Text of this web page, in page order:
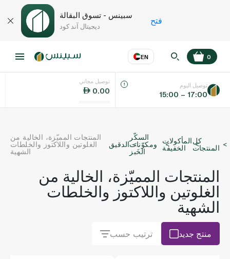
سبينس - تسوق البقالة
ديجيتال آند كود
فتح
EN
اللغة عر
KSA
0
توصيل مجاني
0.00
توصيل اليوم
15:00 – 17:00
كل
المنتجات
المأكولات
الخفيفة
السكّر
ومكوّنات
الخَبز
الدقيق
المنتجات المميّزة، الخالية من
الغلوتين واللاكتوز والخلطات
الشهية
المنتجات المميّزة، الخالية من
الغلوتين واللاكتوز والخلطات
الشهية
منتج جديد ترتيب حسب